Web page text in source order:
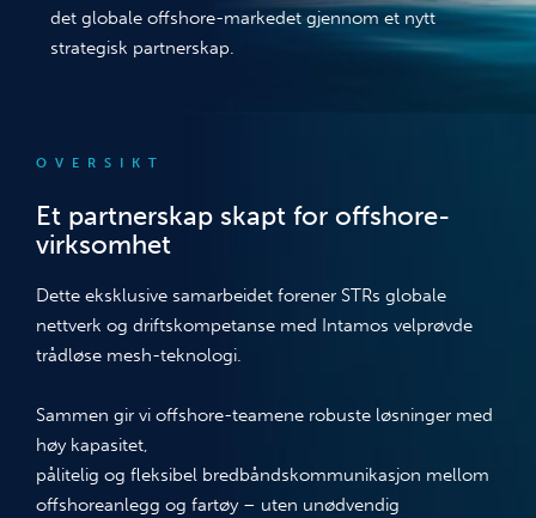
det globale offshore-markedet gjennom et nytt
strategisk partnerskap.
OVERSIKT
Et partnerskap skapt for offshore-
virksomhet
Dette eksklusive samarbeidet forener STRs globale
nettverk og driftskompetanse med Intamos velprøvde
trådløse mesh-teknologi.
Sammen gir vi offshore-teamene robuste løsninger med
høy kapasitet,
pålitelig og fleksibel bredbåndskommunikasjon mellom
offshoreanlegg og fartøy – uten unødvendig